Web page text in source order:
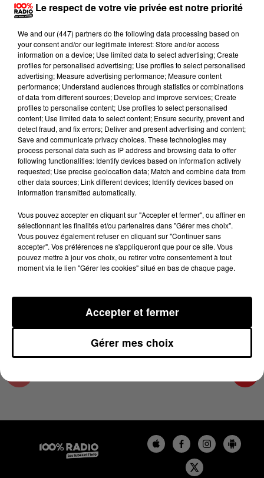
Lecture (1 min 13 sec)
100%
100% Radio l'agenda du Tarn et Garonne
28 mars 2024 - 1 min 13 sec
L'AGENDA DU TARN ET GARONNE DU
28/03/2024 À 07H50
L'agenda du Tarn et Garonne
Le respect de votre vie privée est notre priorité
We and our (447) partnersdo the following data processing based on
your consent and/or our legitimate interest: Store and/or access
information on a device; Use limited data to select advertising; Create
profiles for personalised advertising; Use profiles to select personalised
advertising; Measure advertising performance; Measure content
performance; Understand audiences through statistics or combinations
of data from different sources; Develop and improve services; Create
profiles to personalise content; Use profiles to select personalised
content; Use limited data to select content; Ensure security, prevent and
detect fraud, and fix errors; Deliver and present advertising and content;
Save and communicate privacy choices. These technologies may
process personal data such as IP address and browsing data to offer
following functionalities: Identify devices based on information actively
requested; Use precise geolocation data; Match and combine data from
other data sources; Link different devices; Identify devices based on
information transmitted automatically.
Vous pouvez accepter en cliquant sur "Accepter et fermer", ou affiner en
sélectionnant les finalités et/ou partenaires dans "Gérer mes choix".
Vous pouvez également refuser en cliquant sur "Continuer sans
accepter". Vos préférences ne s'appliqueront que pour ce site. Vous
pouvez mettre à jour vos choix, ou retirer votre consentement à tout
moment via le lien "Gérer les cookies" situé en bas de chaque page.
Gérer mes choix
Accepter et fermer